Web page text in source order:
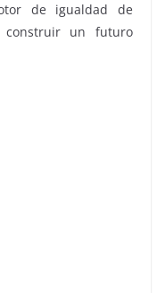
de igualdad de
un futuro